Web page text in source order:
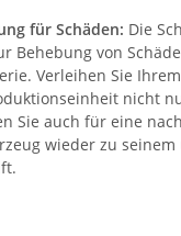
für Schäden: Die
Behebung von
Verleihen Sie
nicht
Sie auch für eine
wieder zu